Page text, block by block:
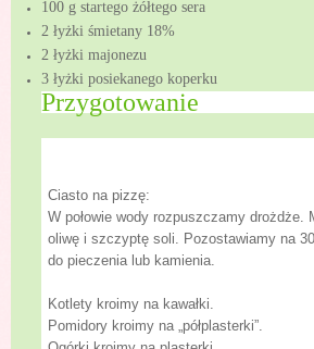
100 g startego żółtego sera
2 łyżki śmietany 18%
2 łyżki majonezu
3 łyżki posiekanego koperku
Przygotowanie
Ciasto na pizzę:
W połowie wody rozpuszczamy drożdże.
oliwę i szczyptę soli. Pozostawiamy na
do pieczenia lub kamienia.
Kotlety kroimy na kawałki.
Pomidory kroimy na „półplasterki”.